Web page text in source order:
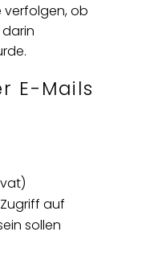
verfolgen, ob
E-Mails
auf
sollen